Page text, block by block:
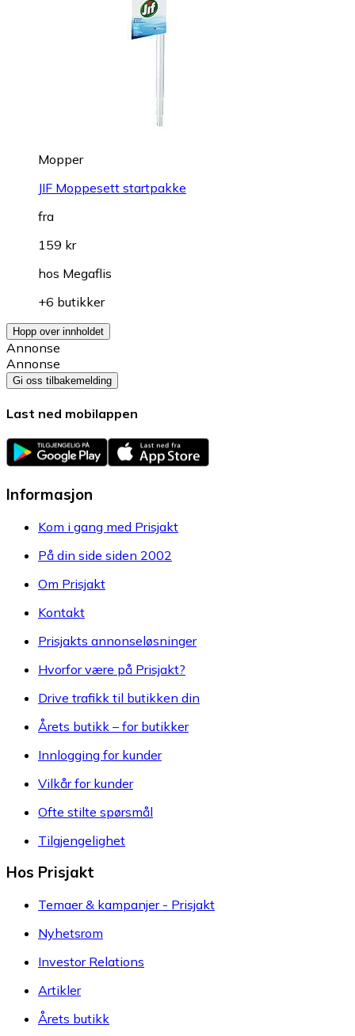
Mopper
JIF Moppesett startpakke
fra
159 kr
hos Megaflis
+6 butikker
Hopp over innholdet
Annonse
Annonse
Gi oss tilbakemelding
Last ned mobilappen
Informasjon
Kom i gang med Prisjakt
På din side siden 2002
Om Prisjakt
Kontakt
Prisjakts annonseløsninger
Hvorfor være på Prisjakt?
Drive trafikk til butikken din
Årets butikk – for butikker
Innlogging for kunder
Vilkår for kunder
Ofte stilte spørsmål
Tilgjengelighet
Hos Prisjakt
Temaer & kampanjer - Prisjakt
Nyhetsrom
Investor Relations
Artikler
Årets butikk